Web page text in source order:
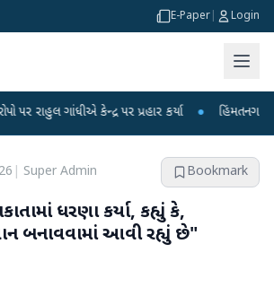
E-Paper Login
ગાંધીએ કેન્દ્ર પર પ્રહાર કર્યા ● હિંમતનગરમાં રહસ્યમય
Super Admin Bookmark
ધરણા કર્યા, કહ્યું કે,
બનાવવામાં આવી રહ્યું છે"